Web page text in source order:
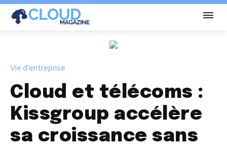
Vie d'entreprise
Cloud et télécoms :
Kissgroup accélère
sa croissance sans